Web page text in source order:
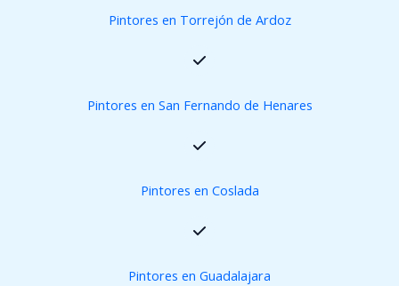
Pintores en Torrejón de Ardoz
Pintores en San Fernando de Henares
Pintores en Coslada
Pintores en Guadalajara